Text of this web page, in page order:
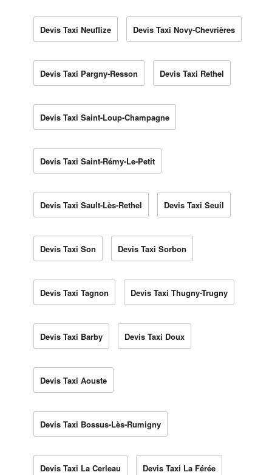
Devis Taxi Neuflize Devis Taxi Novy-Chevrières
Devis Taxi Pargny-Resson Devis Taxi Rethel
Devis Taxi Saint-Loup-Champagne
Devis Taxi Saint-Rémy-Le-Petit
Devis Taxi Sault-Lès-Rethel Devis Taxi Seuil
Devis Taxi Son Devis Taxi Sorbon
Devis Taxi Tagnon Devis Taxi Thugny-Trugny
Devis Taxi Barby Devis Taxi Doux
Devis Taxi Aouste
Devis Taxi Bossus-Lès-Rumigny
Devis Taxi La Cerleau Devis Taxi La Férée